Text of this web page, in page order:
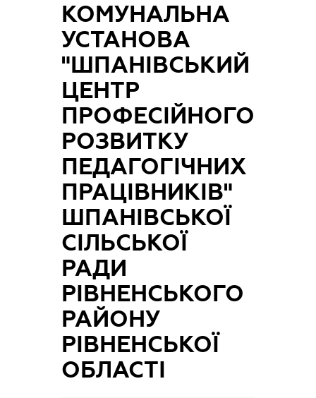
КОМУНАЛЬНА
УСТАНОВА
"ШПАНІВСЬКИЙ
ЦЕНТР
ПРОФЕСІЙНОГО
РОЗВИТКУ
ПЕДАГОГІЧНИХ
ПРАЦІВНИКІВ"
ШПАНІВСЬКОЇ
СІЛЬСЬКОЇ
РАДИ
РІВНЕНСЬКОГО
РАЙОНУ
РІВНЕНСЬКОЇ
ОБЛАСТІ